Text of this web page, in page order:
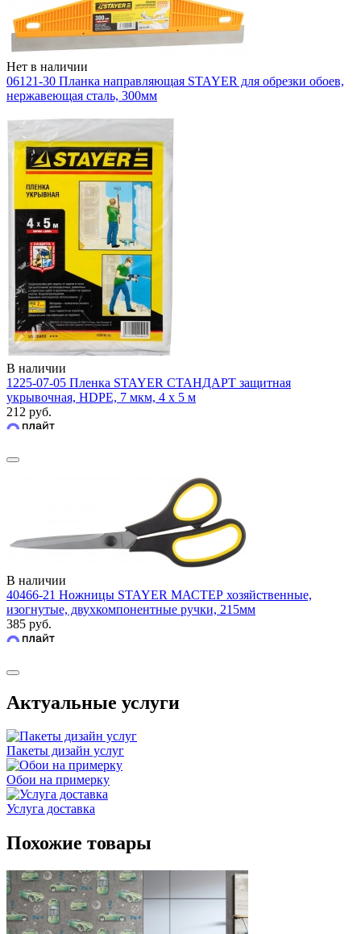
Нет в наличии
06121-30 Планка направляющая STAYER для обрезки обоев,
нержавеющая сталь, 300мм
В наличии
1225-07-05 Пленка STAYER СТАНДАРТ защитная
укрывочная, HDPE, 7 мкм, 4 х 5 м
212 руб.
В наличии
40466-21 Ножницы STAYER МАСТЕР хозяйственные,
изогнутые, двухкомпонентные ручки, 215мм
385 руб.
Актуальные услуги
Пакеты дизайн услуг
Обои на примерку
Услуга доставка
Похожие товары